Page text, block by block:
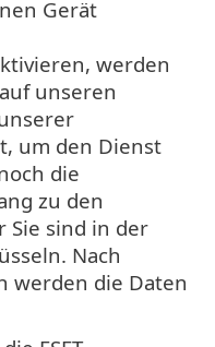
Gerät
werden
unseren
um den Dienst
die
zu den
Sie sind in der
Nach
werden die Daten